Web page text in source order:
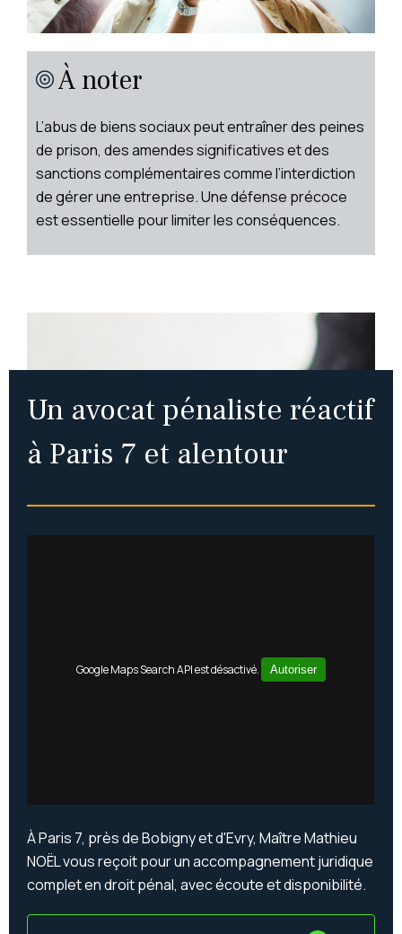
À noter
L’abus de biens sociaux peut entraîner des peines
de prison, des amendes significatives et des
sanctions complémentaires comme l’interdiction
de gérer une entreprise. Une défense précoce
est essentielle pour limiter les conséquences.
Un avocat pénaliste réactif
à Paris 7 et alentour
Google Maps Search API est désactivé. Autoriser
À Paris 7, près de Bobigny et d'Evry, Maître Mathieu
NOËL vous reçoit pour un accompagnement juridique
complet en droit pénal, avec écoute et disponibilité.